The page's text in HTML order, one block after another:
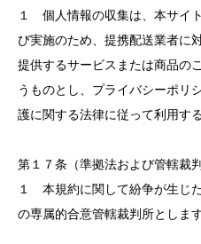
１ 個人情報の収集は、本サイ
び実施のため、提携配送業者に
提供するサービスまたは商品の
うものとし、プライバシーポリ
護に関する法律に従って利用す
第１７条（準拠法および管轄裁判
１ 本規約に関して紛争が生じ
の専属的合意管轄裁判所とします